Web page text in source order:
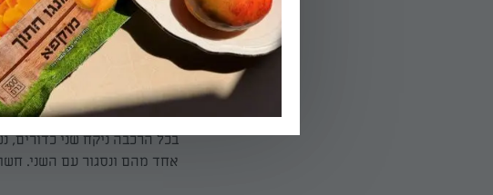
06.
לאחר הקירור נשקול כדורים של 45
07.
בכל הרכבה ניקח שני
אחד מהם ונסגור עם השני.